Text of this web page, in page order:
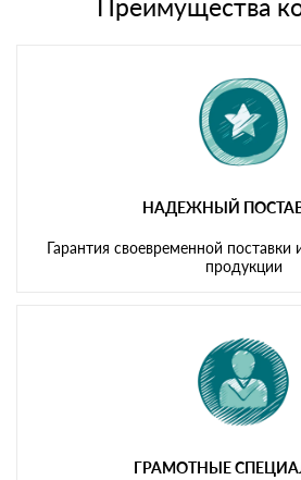
НАДЕЖНЫЙ
Гарантия своевременной поставки
продукции
ГРАМОТНЫЕ